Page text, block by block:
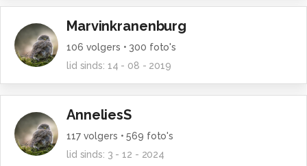
Marvinkranenburg
106 volgers • 300 foto's
lid sinds: 14 - 08 - 2019
AnneliesS
117volgers •569 foto's
lid sinds: 3 - 12 - 2024